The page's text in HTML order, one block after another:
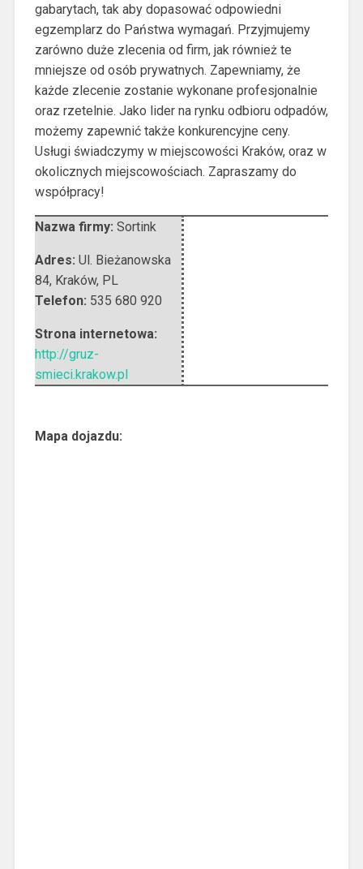
gabarytach, tak aby dopasować odpowiedni
egzemplarz do Państwa wymagań. Przyjmujemy
zarówno duże zlecenia od firm, jak również te
mniejsze od osób prywatnych. Zapewniamy, że
każde zlecenie zostanie wykonane profesjonalnie
oraz rzetelnie. Jako lider na rynku odbioru odpadów,
możemy zapewnić także konkurencyjne ceny.
Usługi świadczymy w miejscowości Kraków, oraz w
okolicznych miejscowościach. Zapraszamy do
współpracy!
Nazwa firmy: Sortink
Adres: Ul. Bieżanowska
84, Kraków, PL
Telefon: 535 680 920
Strona internetowa:
http://gruz-
smieci.krakow.pl
Mapa dojazdu: